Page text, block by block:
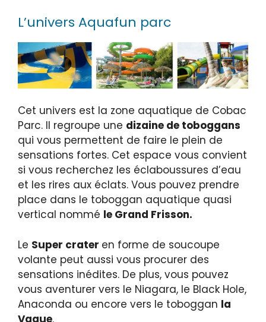
L’univers Aquafun parc
Cet univers est la zone aquatique de Cobac
Parc. Il regroupe une dizaine de toboggans
qui vous permettent de faire le plein de
sensations fortes. Cet espace vous convient
si vous recherchez les éclaboussures d’eau
et les rires aux éclats. Vous pouvez prendre
place dans le toboggan aquatique quasi
vertical nommé le Grand Frisson.
Le Super crater en forme de soucoupe
volante peut aussi vous procurer des
sensations inédites. De plus, vous pouvez
vous aventurer vers le Niagara, le Black Hole,
Anaconda ou encore vers le toboggan la
Vague.